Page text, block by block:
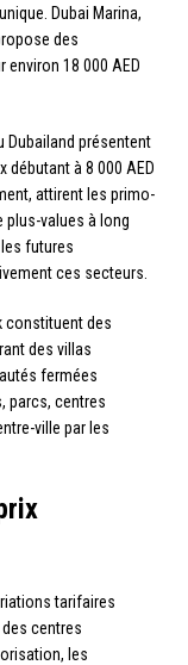
Dubai Marina,
des
18 000 AED
Dubailand présentent
à 8 000 AED
attirent les primo-
plus-values à long
futures
ces secteurs.
constituent des
des villas
fermées
parcs, centres
ville par les
tarifaires
centres
les